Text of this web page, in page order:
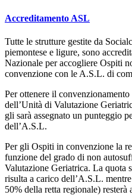
Accreditamento ASL
Tutte le strutture gestite da
piemontese e ligure, sono
Nazionale per accogliere Ospiti
convenzione con le A.S.L. di
Per ottenere il
dell’Unità di Valutazione
gli sarà assegnato un punteggio
dell’A.S.L.
Per gli Ospiti in convenzione la
funzione del grado di non
Valutazione Geriatrica. La quota
risulta a carico dell’A.S.L.
50% della retta regionale) resterà